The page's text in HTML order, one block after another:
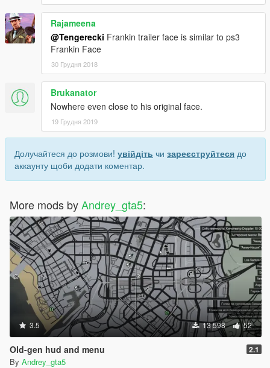
Rajameena
@Tengerecki Frankin trailer face is similar to ps3
Frankin Face
30 Грудня 2018
Brukanator
Nowhere even close to his original face.
19 Грудня 2019
Долучайтеся до розмови! увійдіть чи зареєструйтеся до
аккаунту щоби додати коментар.
More mods byAndrey_gta5:
3.5 13 598 52
Old-gen hud and menu 2.1
By Andrey_gta5